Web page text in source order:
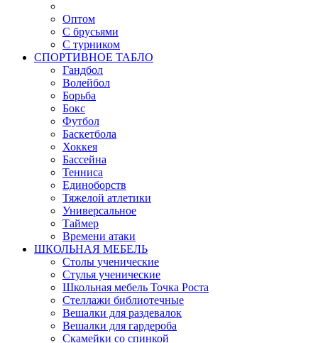
Оптом
С брусьями
С турником
СПОРТИВНОЕ ТАБЛО
Гандбол
Волейбол
Борьба
Бокс
Футбол
Баскетбола
Хоккея
Бассейна
Тенниса
Единоборств
Тяжелой атлетики
Универсальное
Таймер
Времени атаки
ШКОЛЬНАЯ МЕБЕЛЬ
Столы ученические
Стулья ученические
Школьная мебель Точка Роста
Стеллажи библиотечные
Вешалки для раздевалок
Вешалки для гардероба
Скамейки со спинкой